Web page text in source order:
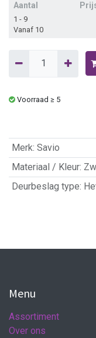
Aantal
1 - 9
Vanaf 10
Voorraad ≥ 5
Merk: Savio
Materiaal / Kleur:
Deurbeslag type:
Menu
Assortiment
Over ons